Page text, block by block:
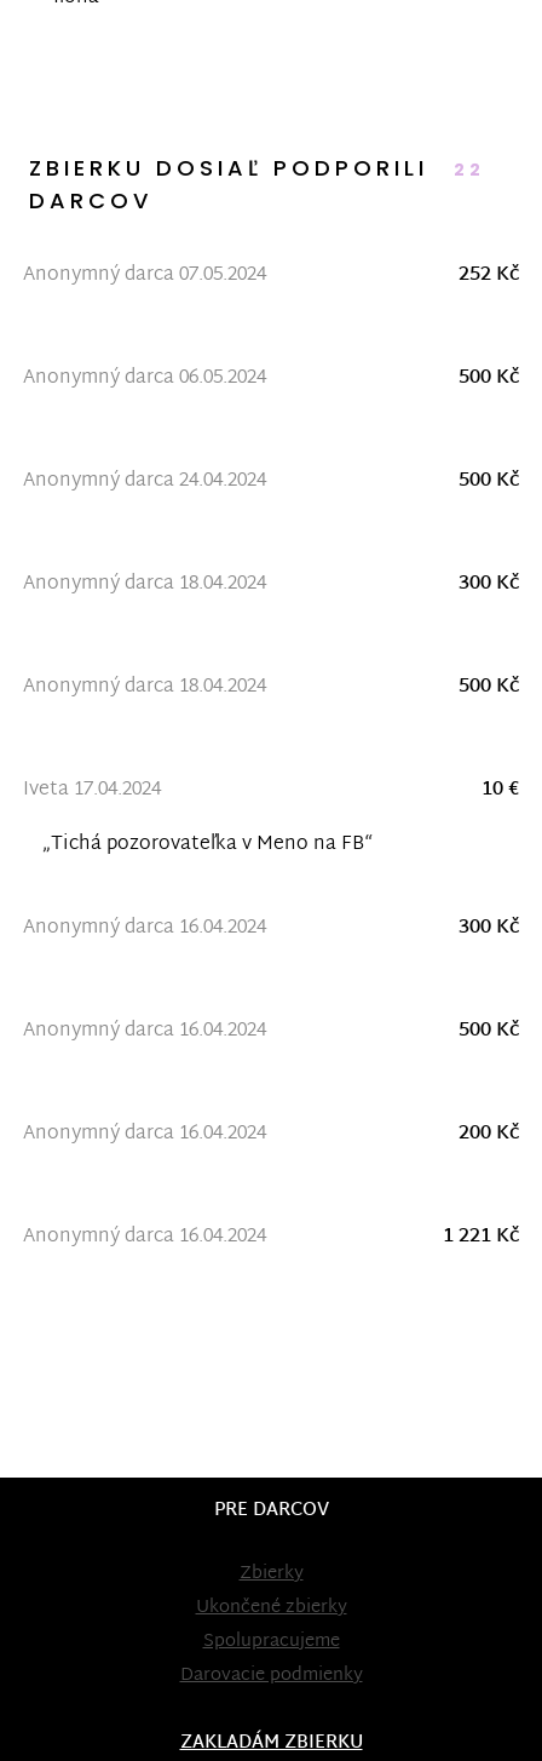
ZBIERKU DOSIAĽ PODPORILI 22
DARCOV
Anonymný darca 07.05.2024 252 Kč
Anonymný darca 06.05.2024 500 Kč
Anonymný darca 24.04.2024 500 Kč
Anonymný darca 18.04.2024 300 Kč
Anonymný darca 18.04.2024 500 Kč
Iveta 17.04.2024
10 €
„Tichá pozorovateľka v Meno na FB“
Anonymný darca 16.04.2024 300 Kč
Anonymný darca 16.04.2024 500 Kč
Anonymný darca 16.04.2024 200 Kč
Anonymný darca 16.04.2024 1 221 Kč
PRE DARCOV
Zbierky
Ukončené zbierky
Spolupracujeme
Darovacie podmienky
ZAKLADÁM ZBIERKU